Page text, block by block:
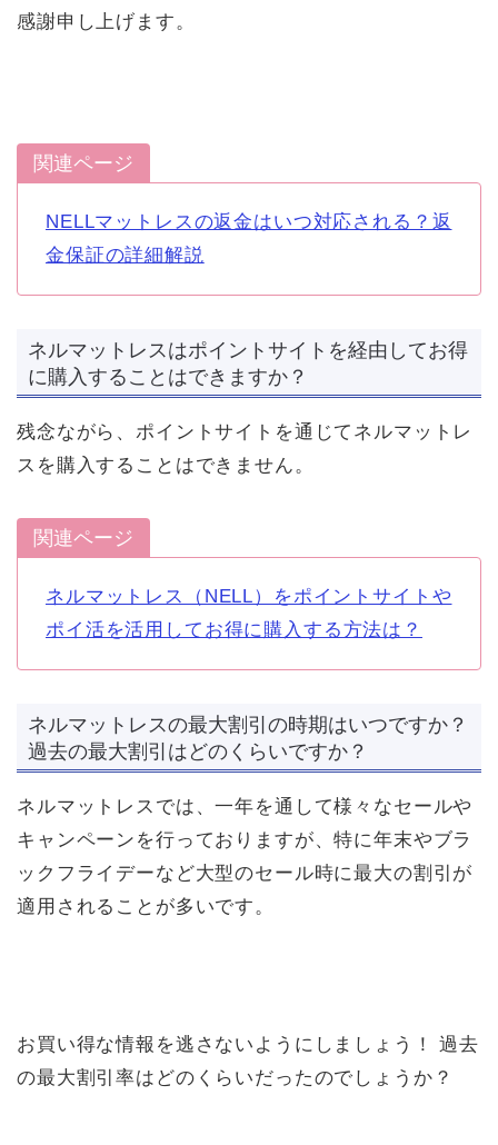
感謝申し上げます。
関連ページ
NELLマットレスの返金はいつ対応される？返
金保証の詳細解説
ネルマットレスはポイントサイトを経由してお得
に購入することはできますか？
残念ながら、ポイントサイトを通じてネルマットレ
スを購入することはできません。
関連ページ
ネルマットレス（NELL）をポイントサイトや
ポイ活を活用してお得に購入する方法は？
ネルマットレスの最大割引の時期はいつですか？
過去の最大割引はどのくらいですか？
ネルマットレスでは、一年を通して様々なセールや
キャンペーンを行っておりますが、特に年末やブラ
ックフライデーなど大型のセール時に最大の割引が
適用されることが多いです。
お買い得な情報を逃さないようにしましょう！ 過去
の最大割引率はどのくらいだったのでしょうか？